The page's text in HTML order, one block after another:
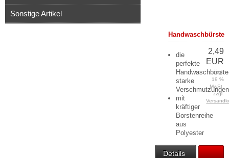
Handwaschbürste
die
perfekte
Handwaschbürste
starke
Verschmutzungen
mit
kräftiger
Borstenreihe
aus
Polyester
2,49
EUR
zzgl.
19 %
MwSt.
zzgl.
Details
Sonstige Artikel